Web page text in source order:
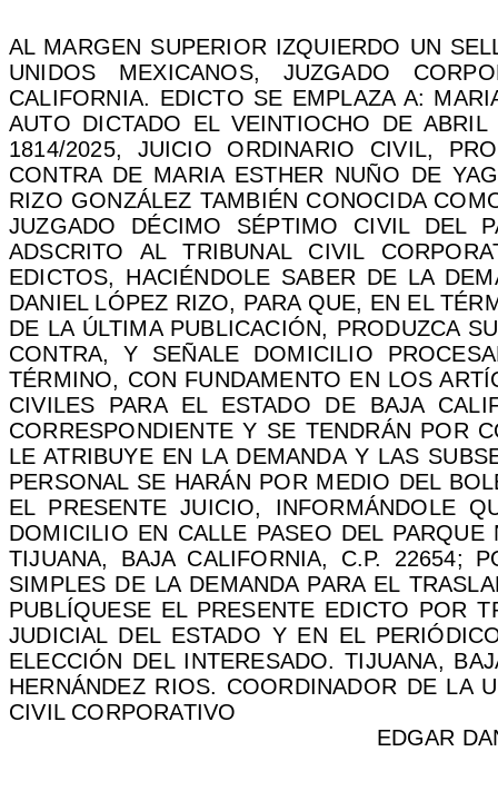
AL MARGEN SUPERIOR IZQUIERDO UN
UNIDOS MEXICANOS, JUZGADO
CALIFORNIA. EDICTO SE EMPLAZA A:
AUTO DICTADO EL VEINTIOCHO DE
1814/2025, JUICIO ORDINARIO CIVIL,
CONTRA DE MARIA ESTHER NUÑO DE
RIZO GONZÁLEZ TAMBIÉN CONOCIDA
JUZGADO DÉCIMO SÉPTIMO CIVIL DEL
ADSCRITO AL TRIBUNAL CIVIL
EDICTOS, HACIÉNDOLE SABER DE LA
DANIEL LÓPEZ RIZO, PARA QUE, EN EL
DE LA ÚLTIMA PUBLICACIÓN, PRODUZCA
CONTRA, Y SEÑALE DOMICILIO
TÉRMINO, CON FUNDAMENTO EN LOS
CIVILES PARA EL ESTADO DE BAJA
CORRESPONDIENTE Y SE TENDRÁN POR
LE ATRIBUYE EN LA DEMANDA Y LAS
PERSONAL SE HARÁN POR MEDIO DEL
EL PRESENTE JUICIO, INFORMÁNDOLE
DOMICILIO EN CALLE PASEO DEL
TIJUANA, BAJA CALIFORNIA, C.P. 22654;
SIMPLES DE LA DEMANDA PARA EL
PUBLÍQUESE EL PRESENTE EDICTO POR
JUDICIAL DEL ESTADO Y EN EL
ELECCIÓN DEL INTERESADO. TIJUANA,
HERNÁNDEZ RIOS. COORDINADOR DE LA
CIVIL CORPORATIVO
EDGAR